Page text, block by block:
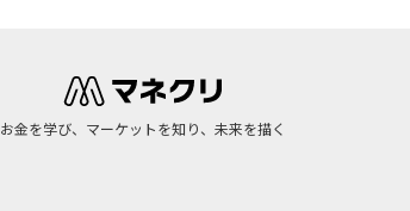
お金を学び、マーケットを知り、未来を描く